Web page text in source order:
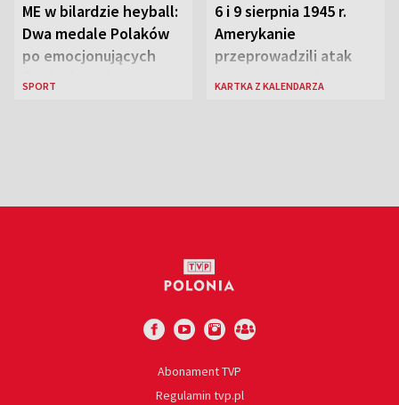
ME w bilardzie heyball:
Dwa medale Polaków
po emocjonujących
finałach w Kielcach
SPORT
6 i 9 sierpnia 1945 r.
Amerykanie
przeprowadzili atak
atomowy na Hiroszimę
KARTKA Z KALENDARZA
Abonament TVP
Regulamin tvp.pl